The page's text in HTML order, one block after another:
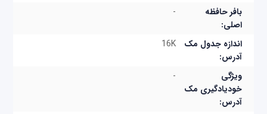
بافر حافظه
اصلی:
-
اندازه جدول مک
آدرس:
16K
ویژگی
خودیادگیری مک
آدرس:
-